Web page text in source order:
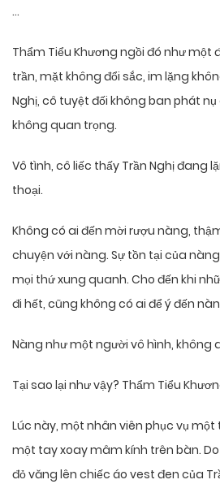
…
Thẩm Tiểu Khương ngồi đó như một
trần, mặt không đổi sắc, im lặng
Nghị, cô tuyệt đối không ban phát
không quan trọng.
Vô tình, cô liếc thấy Trần Nghị đang
thoại.
Không có ai đến mời rượu nàng,
chuyện với nàng. Sự tồn tại của
mọi thứ xung quanh. Cho đến khi
đi hết, cũng không có ai để ý đến
Nàng như một người vô hình, không
Tại sao lại như vậy? Thẩm Tiểu
Lúc này, một nhân viên phục vụ
một tay xoay mâm kính trên bàn.
đỏ văng lên chiếc áo vest đen của